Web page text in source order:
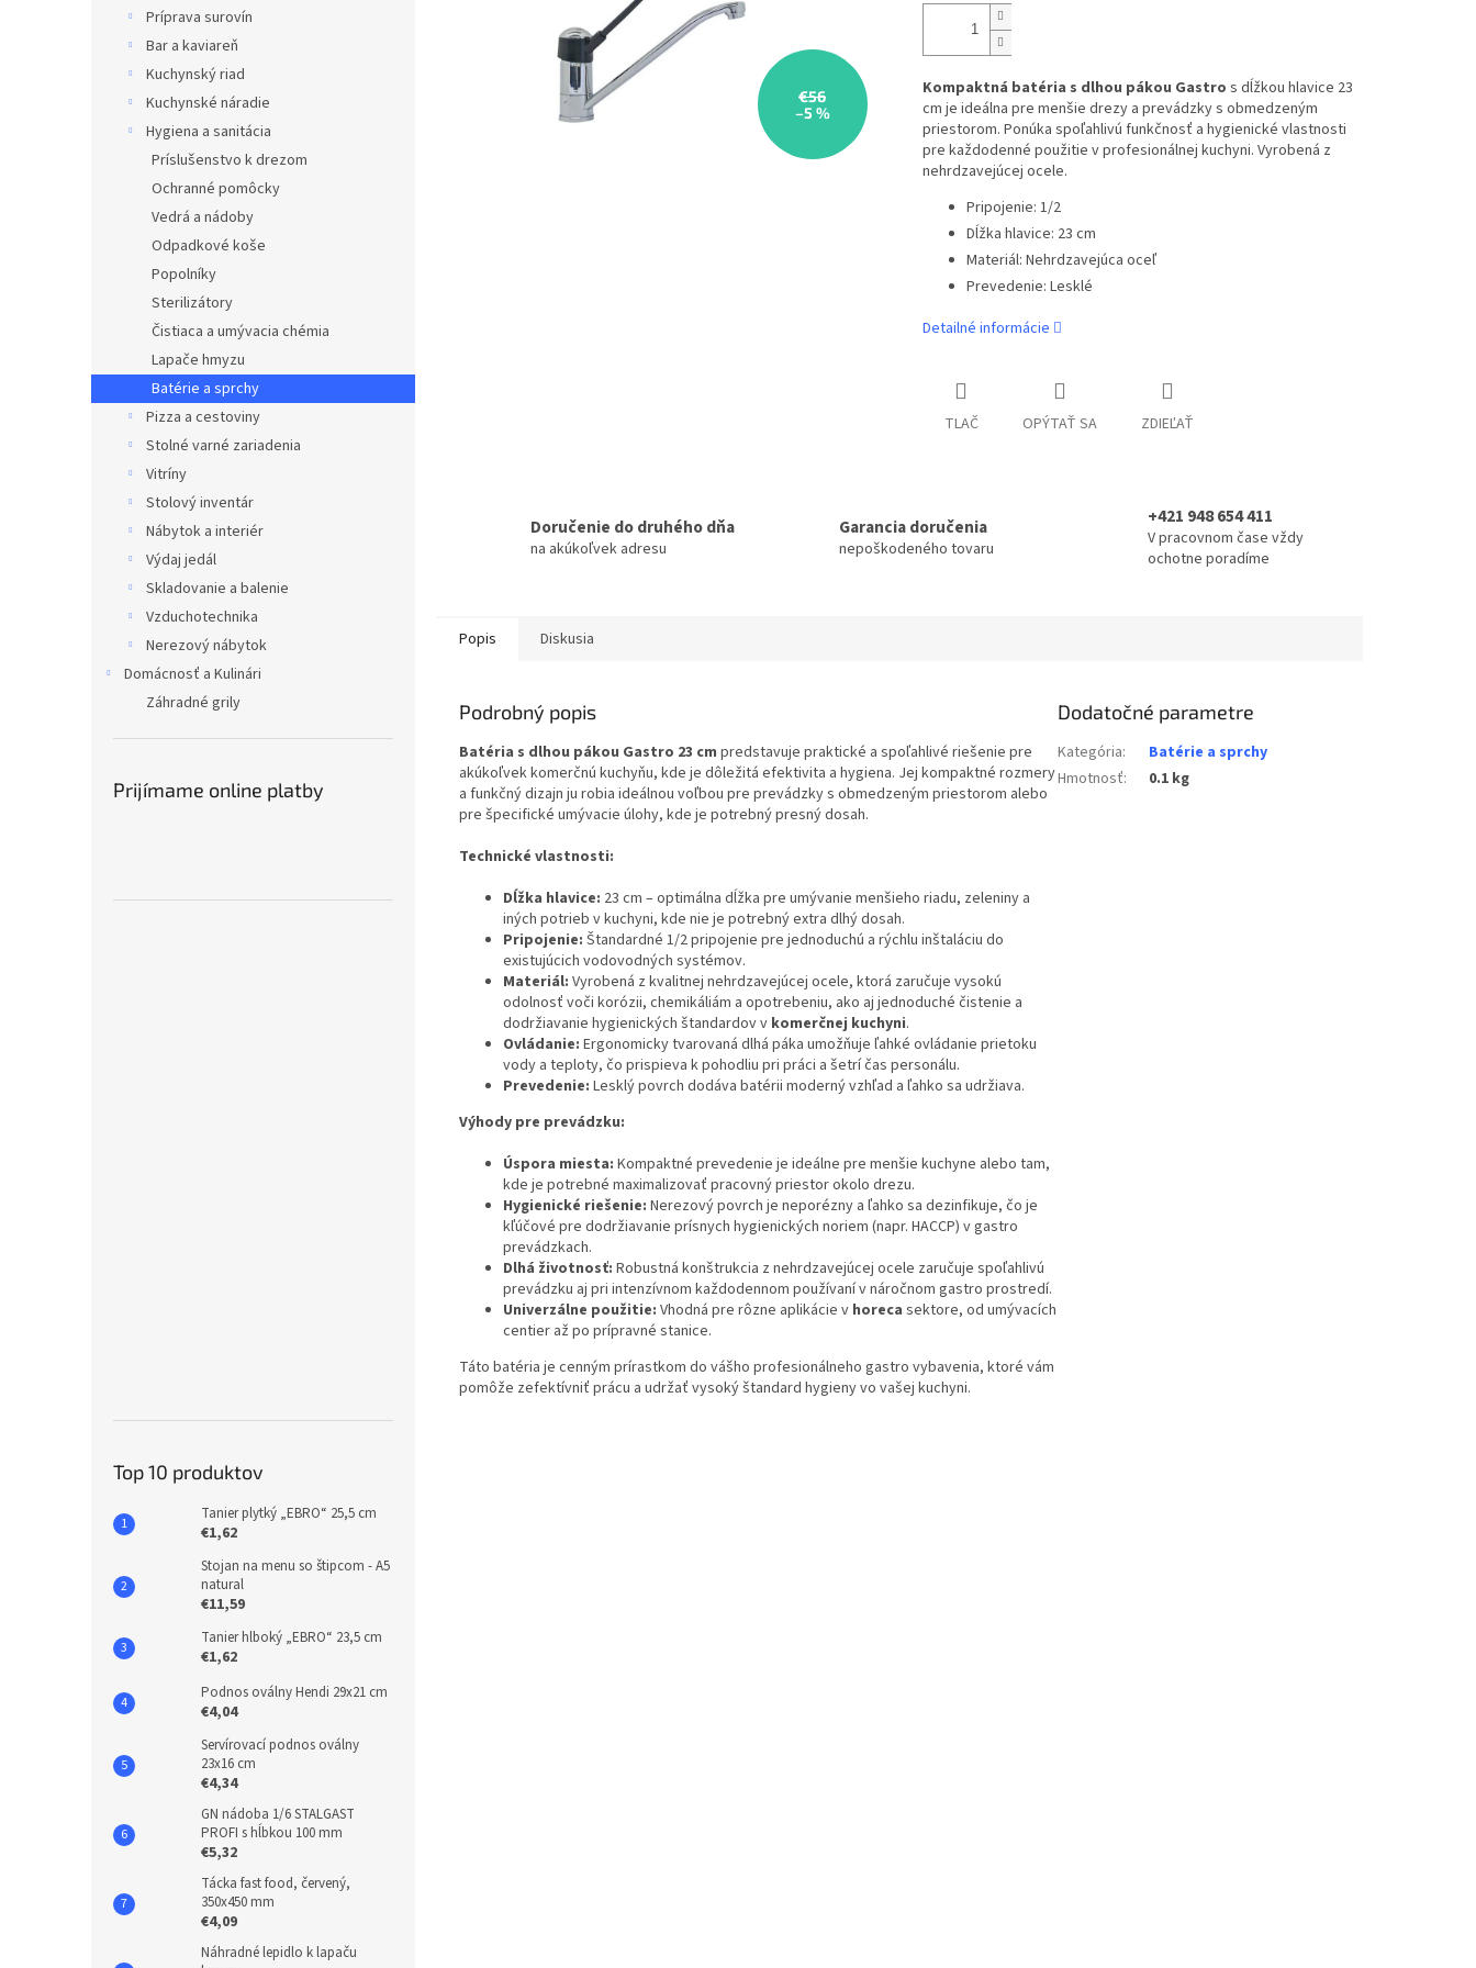
Príprava surovín
Bar a kaviareň
Kuchynský riad
Kuchynské náradie
Hygiena a sanitácia
Príslušenstvo k drezom
Ochranné pomôcky
Vedrá a nádoby
Odpadkové koše
Popolníky
Sterilizátory
Čistiaca a umývacia chémia
Lapače hmyzu
Batérie a sprchy
Pizza a cestoviny
Stolné varné zariadenia
Vitríny
Stolový inventár
Nábytok a interiér
Výdaj jedál
Skladovanie a balenie
Vzduchotechnika
Nerezový nábytok
Domácnosť a Kulinári
Záhradné grily
Prijímame online platby
Top 10 produktov
Tanier plytký „EBRO“ 25,5 cm
€1,62
Stojan na menu so štipcom - A5
natural
€11,59
Tanier hlboký „EBRO“ 23,5 cm
€1,62
Podnos oválny Hendi 29x21 cm
€4,04
Servírovací podnos oválny
23x16 cm
€4,34
GN nádoba 1/6 STALGAST
PROFI s hĺbkou 100 mm
€5,32
Tácka fast food, červený,
350x450 mm
€4,09
Náhradné lepidlo k lapaču
€56
–5 %
Kompaktná batéria s dlhou pákou Gastro s dĺžkou hlavice 23
cm je ideálna pre menšie drezy a prevádzky s obmedzeným
priestorom. Ponúka spoľahlivú funkčnosť a hygienické vlastnosti
pre každodenné použitie v profesionálnej kuchyni. Vyrobená z
nehrdzavejúcej ocele.
Pripojenie: 1/2
Dĺžka hlavice: 23 cm
Materiál: Nehrdzavejúca oceľ
Prevedenie: Lesklé
Detailné informácie
TLAČ OPÝTAŤ SA ZDIEĽAŤ
Doručenie do druhého dňa
na akúkoľvek adresu
Garancia doručenia
nepoškodeného tovaru
+421 948 654 411
V pracovnom čase vždy
ochotne poradíme
Popis Diskusia
Podrobný popis
Batéria s dlhou pákou Gastro 23 cm predstavuje praktické a spoľahlivé riešenie pre
akúkoľvek komerčnú kuchyňu, kde je dôležitá efektivita a hygiena. Jej kompaktné rozmery
a funkčný dizajn ju robia ideálnou voľbou pre prevádzky s obmedzeným priestorom alebo
pre špecifické umývacie úlohy, kde je potrebný presný dosah.
Technické vlastnosti:
Dĺžka hlavice: 23 cm – optimálna dĺžka pre umývanie menšieho riadu, zeleniny a
iných potrieb v kuchyni, kde nie je potrebný extra dlhý dosah.
Pripojenie: Štandardné 1/2 pripojenie pre jednoduchú a rýchlu inštaláciu do
existujúcich vodovodných systémov.
Materiál: Vyrobená z kvalitnej nehrdzavejúcej ocele, ktorá zaručuje vysokú
odolnosť voči korózii, chemikáliám a opotrebeniu, ako aj jednoduché čistenie a
dodržiavanie hygienických štandardov v komerčnej kuchyni.
Ovládanie: Ergonomicky tvarovaná dlhá páka umožňuje ľahké ovládanie prietoku
vody a teploty, čo prispieva k pohodliu pri práci a šetrí čas personálu.
Prevedenie: Lesklý povrch dodáva batérii moderný vzhľad a ľahko sa udržiava.
Výhody pre prevádzku:
Úspora miesta: Kompaktné prevedenie je ideálne pre menšie kuchyne alebo tam,
kde je potrebné maximalizovať pracovný priestor okolo drezu.
Hygienické riešenie: Nerezový povrch je neporézny a ľahko sa dezinfikuje, čo je
kľúčové pre dodržiavanie prísnych hygienických noriem (napr. HACCP) v gastro
prevádzkach.
Dlhá životnosť: Robustná konštrukcia z nehrdzavejúcej ocele zaručuje spoľahlivú
prevádzku aj pri intenzívnom každodennom používaní v náročnom gastro prostredí.
Univerzálne použitie: Vhodná pre rôzne aplikácie v horeca sektore, od umývacích
centier až po prípravné stanice.
Táto batéria je cenným prírastkom do vášho profesionálneho gastro vybavenia, ktoré vám
pomôže zefektívniť prácu a udržať vysoký štandard hygieny vo vašej kuchyni.
Dodatočné parametre
Kategória:
Batérie a sprchy
Hmotnosť: 0.1 kg